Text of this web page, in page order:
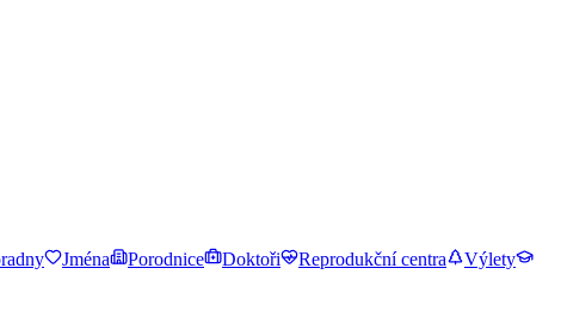
Jména Porodnice Doktoři Reprodukční centra
Výlety